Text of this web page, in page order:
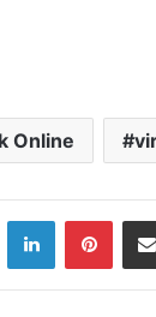
Online
LinkedIn